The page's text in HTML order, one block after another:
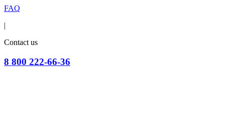
FAQ
|
Contact us
8 800 222-66-36